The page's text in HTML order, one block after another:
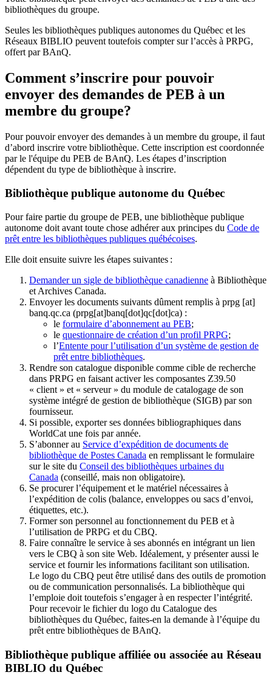
bibliothèques du groupe.
Seules les bibliothèques publiques autonomes du Québec et les
Réseaux BIBLIO peuvent toutefois compter sur l’accès à PRPG,
offert par BAnQ.
Comment s’inscrire pour pouvoir
envoyer des demandes de PEB à un
membre du groupe?
Pour pouvoir envoyer des demandes à un membre du groupe, il faut
d’abord inscrire votre bibliothèque. Cette inscription est coordonnée
par le l'équipe du PEB de BAnQ. Les étapes d’inscription
dépendent du type de bibliothèque à inscrire.
Bibliothèque publique autonome du Québec
Pour faire partie du groupe de PEB, une bibliothèque publique
autonome doit avant toute chose adhérer aux principes du Code de
prêt entre les bibliothèques publiques québécoises.
Elle doit ensuite suivre les étapes suivantes :
Demander un sigle de bibliothèque canadienne à Bibliothèque
et Archives Canada.
Envoyer les documents suivants dûment remplis à prpg [at]
banq.qc.ca (prpg[at]banq[dot]qc[dot]ca) :
le formulaire d’abonnement au PEB;
le questionnaire de création d’un profil PRPG;
l’Entente pour l’utilisation d’un système de gestion de
prêt entre bibliothèques.
Rendre son catalogue disponible comme cible de recherche
dans PRPG en faisant activer les composantes Z39.50
« client » et « serveur » du module de catalogage de son
système intégré de gestion de bibliothèque (SIGB) par son
fournisseur.
Si possible, exporter ses données bibliographiques dans
WorldCat une fois par année.
S’abonner au Service d’expédition de documents de
bibliothèque de Postes Canada en remplissant le formulaire
sur le site du Conseil des bibliothèques urbaines du
Canada (conseillé, mais non obligatoire).
Se procurer l’équipement et le matériel nécessaires à
l’expédition de colis (balance, enveloppes ou sacs d’envoi,
étiquettes, etc.).
Former son personnel au fonctionnement du PEB et à
l’utilisation de PRPG et du CBQ.
Faire connaître le service à ses abonnés en intégrant un lien
vers le CBQ à son site Web. Idéalement, y présenter aussi le
service et fournir les informations facilitant son utilisation.
Le logo du CBQ peut être utilisé dans des outils de promotion
ou de communication personnalisés. La bibliothèque qui
l’emploie doit toutefois s’engager à en respecter l’intégrité.
Pour recevoir le fichier du logo du Catalogue des
bibliothèques du Québec, faites-en la demande à l’équipe du
prêt entre bibliothèques de BAnQ.
Bibliothèque publique affiliée ou associée au Réseau
BIBLIO du Québec